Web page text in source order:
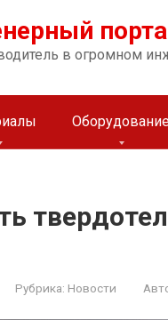
в огромном
Рубрика: Новости